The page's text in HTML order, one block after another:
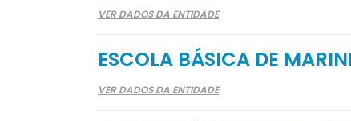
VER DADOS DA ENTIDADE
ESCOLA BÁSICA DE
VER DADOS DA ENTIDADE